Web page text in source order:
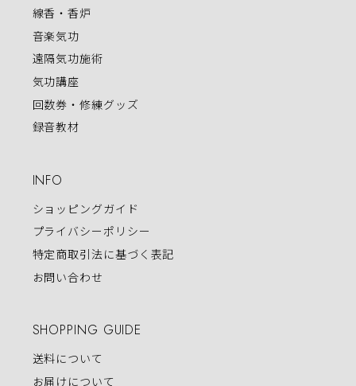
線香・香炉
音楽気功
遠隔気功施術
気功講座
回数券・修練グッズ
録音教材
INFO
ショッピングガイド
プライバシーポリシー
特定商取引法に基づく表記
お問い合わせ
SHOPPING GUIDE
送料について
お届けについて